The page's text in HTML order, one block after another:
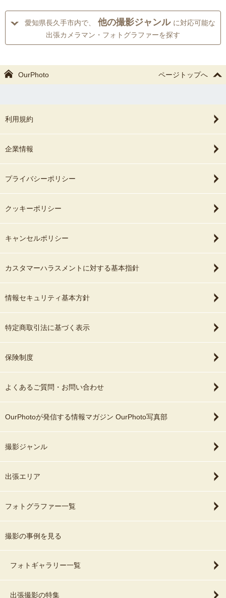
愛知県長久手市内で、 他の撮影ジャンル に対応可能な
出張カメラマン・フォトグラファーを探す
OurPhoto ページトップへ
利用規約
企業情報
プライバシーポリシー
クッキーポリシー
キャンセルポリシー
カスタマーハラスメントに対する基本指針
情報セキュリティ基本方針
特定商取引法に基づく表示
保険制度
よくあるご質問・お問い合わせ
OurPhotoが発信する情報マガジン OurPhoto写真部
撮影ジャンル
出張エリア
フォトグラファー一覧
撮影の事例を見る
フォトギャラリー一覧
出張撮影の特集